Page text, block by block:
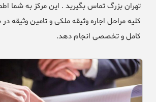
تهران بزرگ تماس بگیرید . این مرکز به شما
کلیه مراحل اجاره وثیقه ملکی و تامین وثیقه
کامل و تخصصی انجام دهد.